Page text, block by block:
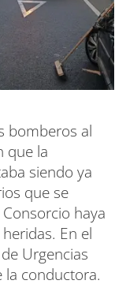
bomberos al
que la
siendo ya
que se
haya
En el
Urgencias
la conductora.